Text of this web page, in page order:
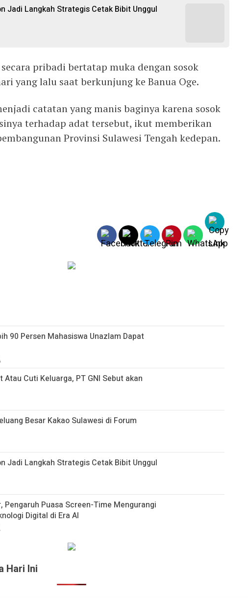
Jadi Langkah Strategis Cetak Bibit Unggul
pribadi bertatap muka dengan sosok
yang lalu saat berkunjung ke Banua Oge.
catatan yang manis baginya karena sosok
terhadap adat tersebut, ikut memberikan
Provinsi Sulawesi Tengah kedepan.
90 Persen Mahasiswa Unazlam Dapat
Atau Cuti Keluarga, PT GNI Sebut akan
Besar Kakao Sulawesi di Forum
Jadi Langkah Strategis Cetak Bibit Unggul
Pengaruh Puasa Screen-Time Mengurangi
Digital di Era AI
Hari Ini